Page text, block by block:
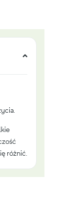
różnić.